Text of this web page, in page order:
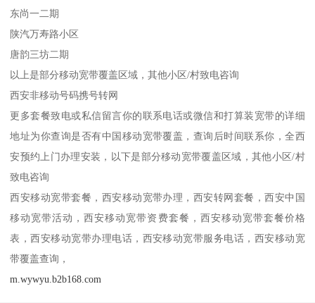
东尚一二期
陕汽万寿路小区
唐韵三坊二期
以上是部分移动宽带覆盖区域，其他小区/村致电咨询
西安非移动号码携号转网
更多套餐致电或私信留言你的联系电话或微信和打算装宽带的详细
地址为你查询是否有中国移动宽带覆盖，查询后时间联系你，全西
安预约上门办理安装，以下是部分移动宽带覆盖区域，其他小区/村
致电咨询
西安移动宽带套餐，西安移动宽带办理，西安转网套餐，西安中国
移动宽带活动，西安移动宽带资费套餐，西安移动宽带套餐价格
表，西安移动宽带办理电话，西安移动宽带服务电话，西安移动宽
带覆盖查询，
m.wywyu.b2b168.com